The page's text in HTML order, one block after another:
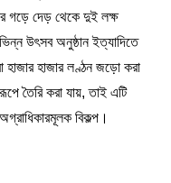
গড়ে দেড় থেকে দুই লক্ষ
উৎসব অনুষ্ঠান ইত্যাদিতে
হাজার হাজার লণ্ঠন জড়ো করা
তৈরি করা যায়, তাই এটি
বিকল্প।